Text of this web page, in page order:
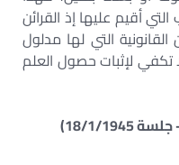
أقيم عليها إذ القرائن
التي لها مدلول
تكفي لإثبات حصول العلم